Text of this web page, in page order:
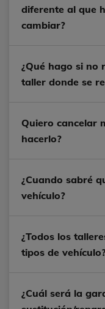
diferente al que
cambiar?
¿Qué hago si no
taller donde se
Quiero cancelar
hacerlo?
¿Cuando sabré
vehículo?
¿Todos los
tipos de
¿Cuál será la